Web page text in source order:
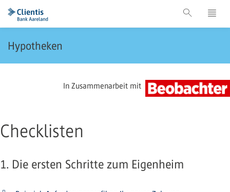
Hypotheken
In Zusammenarbeit mit
Checklisten
1. Die ersten Schritte zum Eigenheim